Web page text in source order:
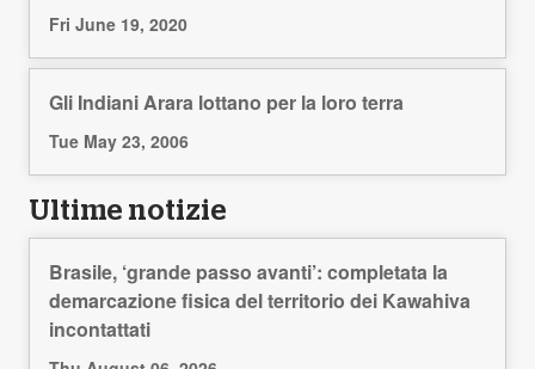
Fri June 19, 2020
Gli Indiani Arara lottano per la loro terra
Tue May 23, 2006
Ultime notizie
Brasile, ‘grande passo avanti’: completata la
demarcazione fisica del territorio dei Kawahiva
incontattati